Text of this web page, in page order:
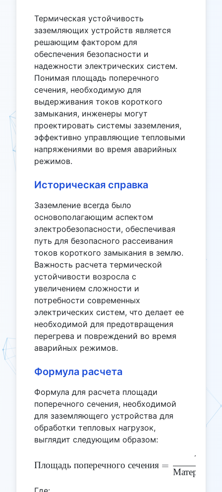
Термическая устойчивость
заземляющих устройств является
решающим фактором для
обеспечения безопасности и
надежности электрических систем.
Понимая площадь поперечного
сечения, необходимую для
выдерживания токов короткого
замыкания, инженеры могут
проектировать системы заземления,
эффективно управляющие тепловыми
напряжениями во время аварийных
режимов.
Историческая справка
Заземление всегда было
основополагающим аспектом
электробезопасности, обеспечивая
путь для безопасного рассеивания
токов короткого замыкания в землю.
Важность расчета термической
устойчивости возросла с
увеличением сложности и
потребности современных
электрических систем, что делает ее
необходимой для предотвращения
перегрева и повреждений во время
аварийных режимов.
Формула расчета
Формула для расчета площади
поперечного сечения, необходимой
для заземляющего устройства для
обработки тепловых нагрузок,
выглядит следующим образом:
\text{Площадь
Площадь поперечного сечения =
Ток